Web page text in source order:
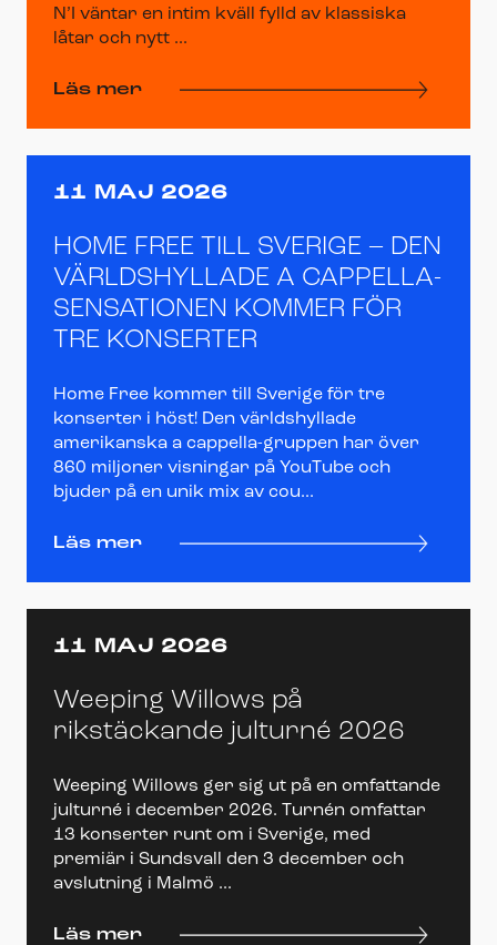
N’I väntar en intim kväll fylld av klassiska
låtar och nytt ...
Läs mer
11 MAJ 2026
HOME FREE TILL SVERIGE – DEN
VÄRLDSHYLLADE A CAPPELLA-
SENSATIONEN KOMMER FÖR
TRE KONSERTER
Home Free kommer till Sverige för tre
konserter i höst! Den världshyllade
amerikanska a cappella-gruppen har över
860 miljoner visningar på YouTube och
bjuder på en unik mix av cou...
Läs mer
11 MAJ 2026
Weeping Willows på
rikstäckande julturné 2026
Weeping Willows ger sig ut på en omfattande
julturné i december 2026. Turnén omfattar
13 konserter runt om i Sverige, med
premiär i Sundsvall den 3 december och
avslutning i Malmö ...
Läs mer